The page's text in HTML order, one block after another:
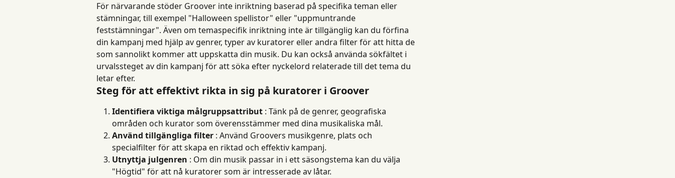
För närvarande stöder Groover inte inriktning baserad på specifika teman eller
stämningar, till exempel "Halloween spellistor" eller "uppmuntrande
feststämningar". Även om temaspecifik inriktning inte är tillgänglig kan du förfina
din kampanj med hjälp av genrer, typer av kuratorer eller andra filter för att hitta de
som sannolikt kommer att uppskatta din musik. Du kan också använda sökfältet i
urvalssteget av din kampanj för att söka efter nyckelord relaterade till det tema du
letar efter.
Steg för att effektivt rikta in sig på kuratorer i Groover
Identifiera viktiga målgruppsattribut : Tänk på de genrer, geografiska
områden och kurator som överensstämmer med dina musikaliska mål.
Använd tillgängliga filter : Använd Groovers musikgenre, plats och
specialfilter för att skapa en riktad och effektiv kampanj.
Utnyttja julgenren : Om din musik passar in i ett säsongstema kan du välja
"Högtid" för att nå kuratorer som är intresserade av låtar.